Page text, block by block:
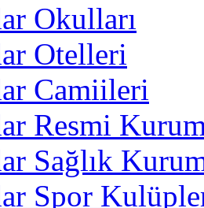
Okulları
Otelleri
Camiileri
Resmi
Sağlık
Spor